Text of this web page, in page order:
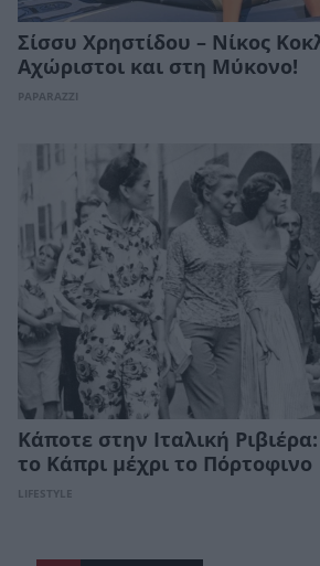
Σίσσυ Χρηστίδου – Νίκος
Αχώριστοι και στη Μύκονο!
PAPARAZZI
Κάποτε στην Ιταλική
το Κάπρι μέχρι το Πόρτοφινο
LIFESTYLE